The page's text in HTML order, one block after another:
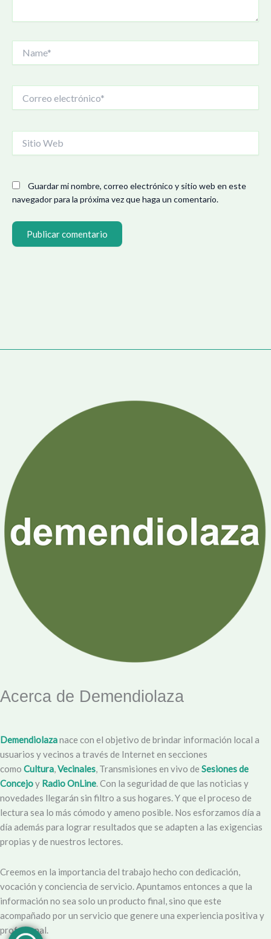
electrónico*
Web
Guardar mi nombre, correo electrónico y sitio web en este
navegador para la próxima vez que haga un comentario.
Acerca de Demendiolaza
Demendiolazanace con el objetivo de brindar información local a
usuarios y vecinos a través de Internet en secciones
como Cultura Vecinales , Transmisiones en vivo de Sesiones de
Concejoy Radio OnLine . Con la seguridad de que las noticias y
novedades llegarán sin filtro a sus hogares. Y que el proceso de
lectura sea lo más cómodo y ameno posible. Nos esforzamos día a
día además para lograr resultados que se adapten a las exigencias
propias y de nuestros lectores.
Creemos en la importancia del trabajo hecho con dedicación,
vocación y conciencia de servicio. Apuntamos entonces a que la
información no sea solo un producto final, sino que este
acompañado por un servicio que genere una experiencia positiva y
profesional.